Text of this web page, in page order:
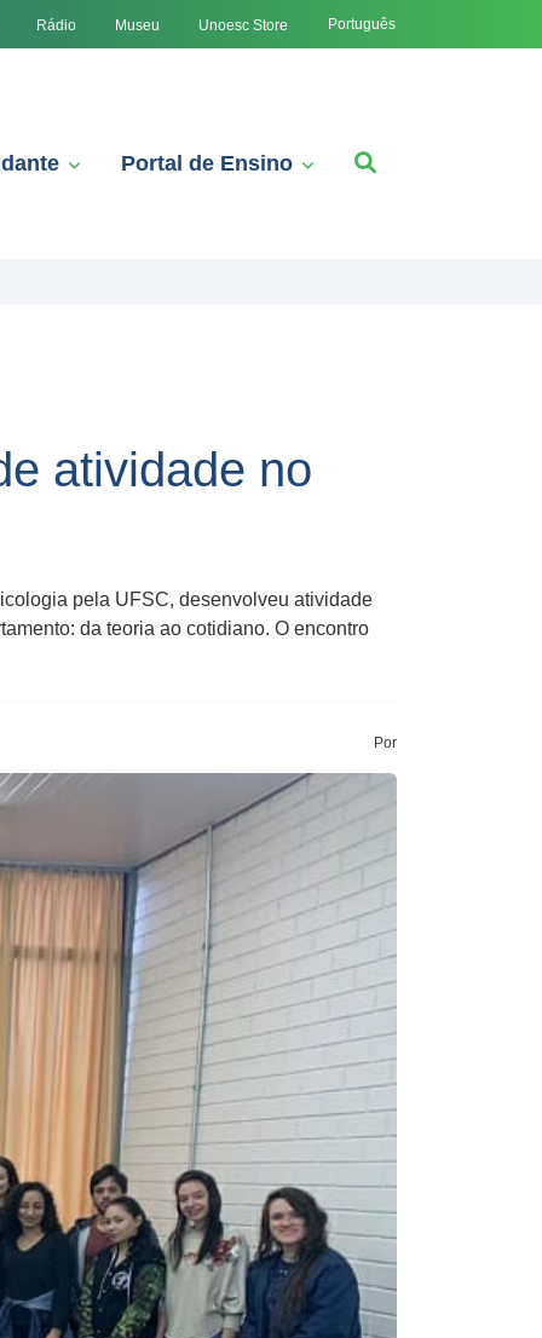
Rádio Museu Unoesc Store Português
Portal de Ensino
atividade no
pela UFSC, desenvolveu atividade
da teoria ao cotidiano. O encontro
Por